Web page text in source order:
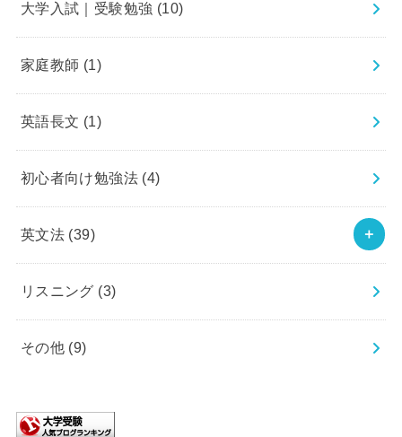
大学入試｜受験勉強 (10)
家庭教師 (1)
英語長文 (1)
初心者向け勉強法 (4)
英文法 (39)
リスニング (3)
その他 (9)